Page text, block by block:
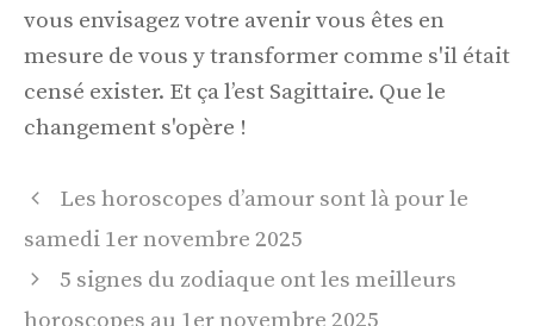
vous envisagez votre avenir vous êtes en
mesure de vous y transformer comme s'il était
censé exister. Et ça l’est Sagittaire. Que le
changement s'opère !
Navigation
Les horoscopes d’amour sont là pour le
samedi 1er novembre 2025
5 signes du zodiaque ont les meilleurs